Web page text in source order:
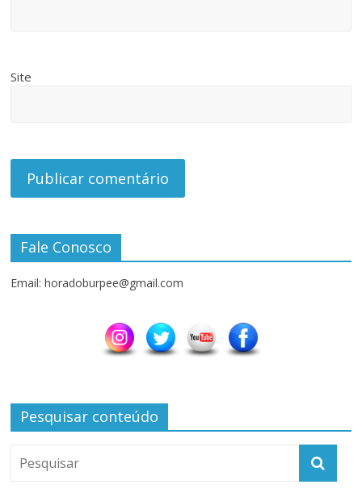
Site
Fale Conosco
Email: horadoburpee@gmail.com
Pesquisar conteúdo